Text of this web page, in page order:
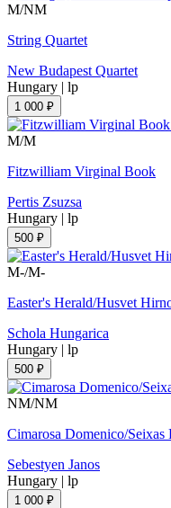
M/NM
String Quartet
New Budapest Quartet
Hungary | lp
1 000 ₽
M/M
Fitzwilliam Virginal Book
Pertis Zsuzsa
Hungary | lp
500 ₽
M-/M-
Easter's Herald/Husvet
Schola Hungarica
Hungary | lp
500 ₽
NM/NM
Cimarosa Domenico/Seixas
Sebestyen Janos
Hungary | lp
1 000 ₽